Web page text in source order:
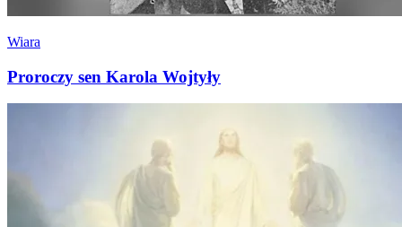
Wiara
Proroczy sen Karola Wojtyły